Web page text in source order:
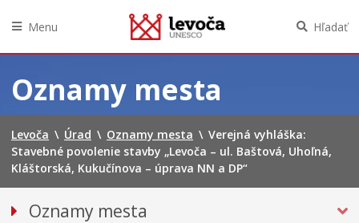
obsah
Menu Hľadať
Oznamy mesta
Levoča \ Úrad \ Oznamy mesta \ Verejná vyhláška:
Stavebné povolenie stavby „Levoča – ul. Baštová, Uhoľná,
Kláštorská, Kukučínova – úprava NN a DP“
Oznamy mesta